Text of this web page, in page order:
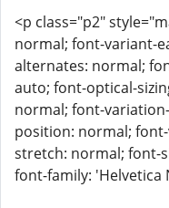
<p class="p2"
normal; font-variant-
alternates: normal;
auto; font-optical-
normal; font-
position: normal;
stretch: normal; font-
font-family: 'Helvetica